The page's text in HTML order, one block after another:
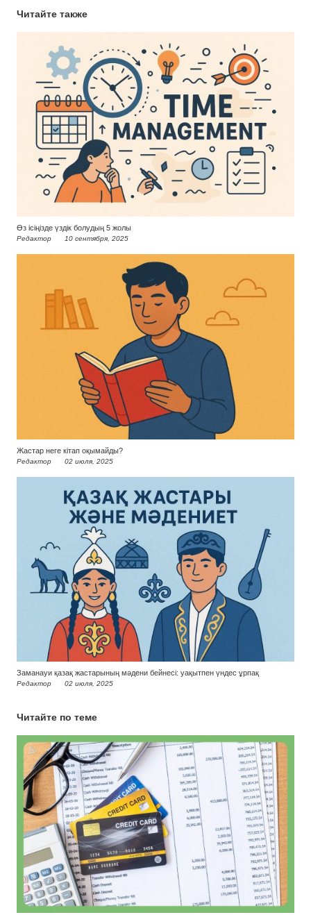
Читайте также
Өз ісіңізде үздік болудың 5 жолы
Редактор 10 сентября, 2025
Жастар неге кітап оқымайды?
Редактор 02 июля, 2025
Заманауи қазақ жастарының мәдени бейнесі: уақытпен үндес ұрпақ
Редактор 02 июля, 2025
Читайте по теме